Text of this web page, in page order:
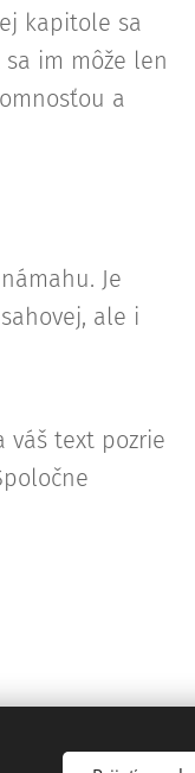
kapitole sa
im môže len
a
Je
ale i
váš text pozrie